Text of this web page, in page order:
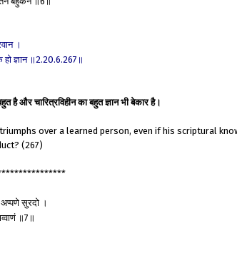
।
होज्ञान ॥2.20.6.267 ॥
है और चारित्रविहीन का बहुत ज्ञान भी बेकार है।
over a learned person, even if his scriptural
(267)
अप्पणेसुरदो ।
॥7 ॥